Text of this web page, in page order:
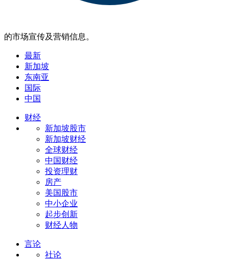
的市场宣传及营销信息。
最新
新加坡
东南亚
国际
中国
财经
新加坡股市
新加坡财经
全球财经
中国财经
投资理财
房产
美国股市
中小企业
起步创新
财经人物
言论
社论